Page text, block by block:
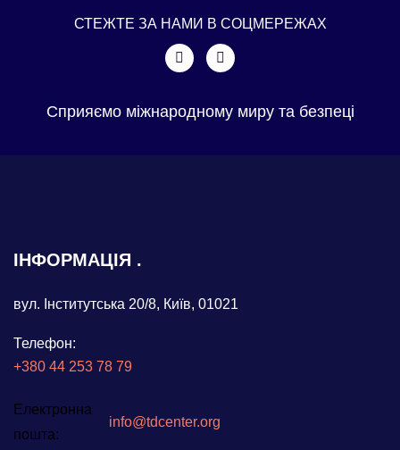
СТЕЖТЕ ЗА НАМИ В СОЦМЕРЕЖАХ
Сприяємо міжнародному миру та безпеці
ІНФОРМАЦІЯ
вул. Інститутська 20/8, Київ, 01021
Телефон:
+380 44 253 78 79
Електронна
пошта:
info@tdcenter.org